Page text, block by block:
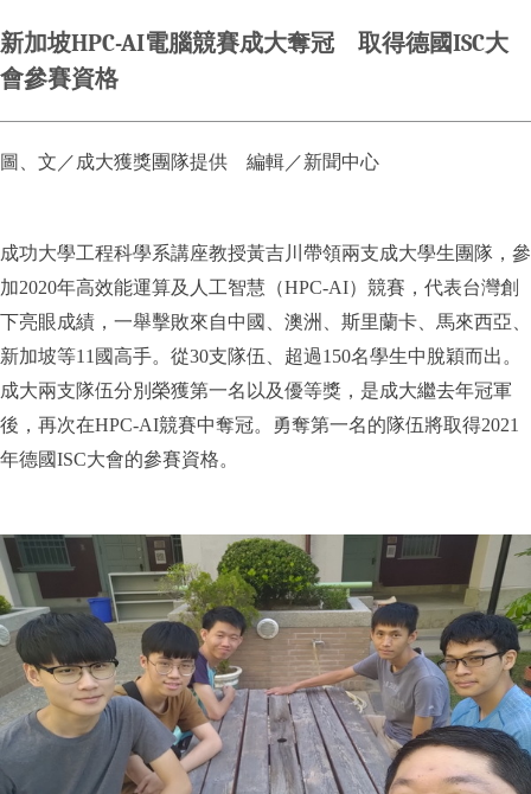
新加坡HPC-AI電腦競賽成大奪冠 取得德國ISC大
會參賽資格
圖、文／成大獲獎團隊提供 編輯／新聞中心
成功大學工程科學系講座教授黃吉川帶領兩支成大學生團隊，參
加2020年高效能運算及人工智慧（HPC-AI）競賽，代表台灣創
下亮眼成績，一舉擊敗來自中國、澳洲、斯里蘭卡、馬來西亞、
新加坡等11國高手。從30支隊伍、超過150名學生中脫穎而出。
成大兩支隊伍分別榮獲第一名以及優等獎，是成大繼去年冠軍
後，再次在HPC-AI競賽中奪冠。勇奪第一名的隊伍將取得2021
年德國ISC大會的參賽資格。